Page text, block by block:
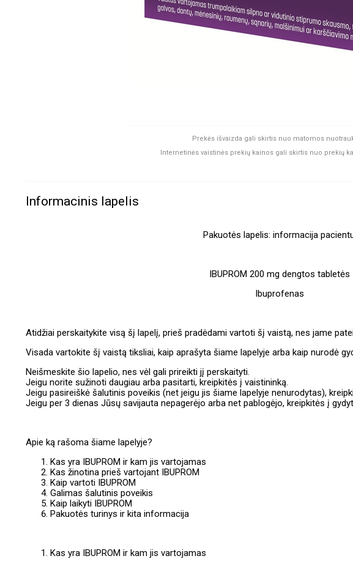
Prekės išvaizda gali skirtis nuo matomos
Internetinės vaistinės prekių kainos gali skirtis nuo prekių
Informacinis lapelis
Pakuotės lapelis: informacija
IBUPROM 200 mg dengtos tabletės
Ibuprofenas
Atidžiai perskaitykite visą šį lapelį, prieš pradėdami vartoti šį vaistą, nes jame
Visada vartokite šį vaistą tiksliai, kaip aprašyta šiame lapelyje arba kaip nurodė
Neišmeskite šio lapelio, nes vėl gali prireikti jį perskaityti.
Jeigu norite sužinoti daugiau arba pasitarti, kreipkitės į vaistininką.
Jeigu pasireiškė šalutinis poveikis (net jeigu jis šiame lapelyje nenurodytas),
Jeigu per 3 dienas Jūsų savijauta nepagerėjo arba net pablogėjo, kreipkitės į
Apie ką rašoma šiame lapelyje?
Kas yra IBUPROM ir kam jis vartojamas
Kas žinotina prieš vartojant IBUPROM
Kaip vartoti IBUPROM
Galimas šalutinis poveikis
Kaip laikyti IBUPROM
Pakuotės turinys ir kita informacija
Kas yra IBUPROM ir kam jis vartojamas